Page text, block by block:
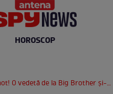
HOROSCOP
și-a arătat silicoanele și fundul bombat la plajă